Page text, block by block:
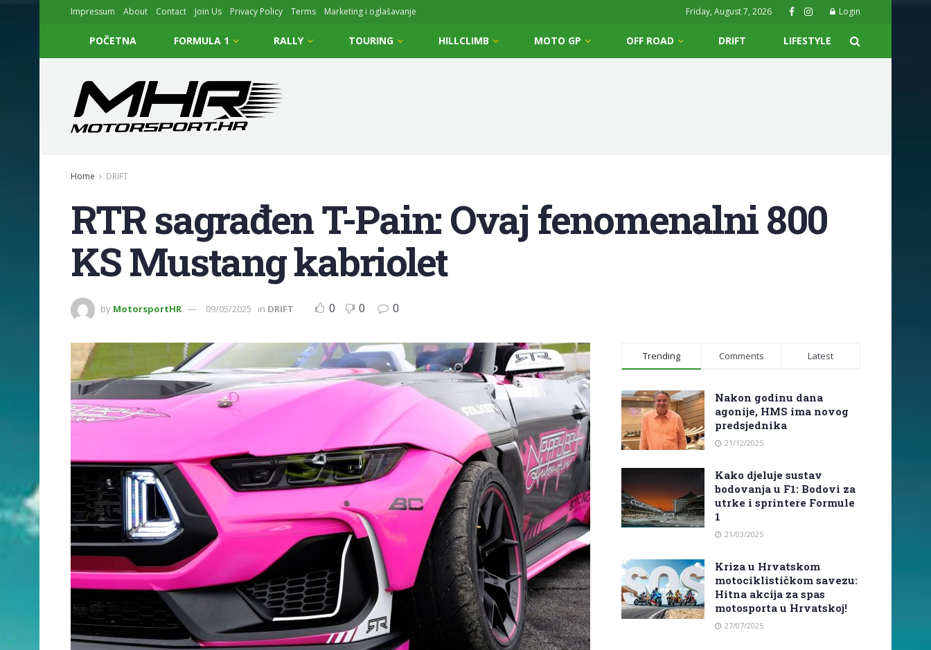
Impressum About Contact Join Us Privacy Policy Terms Marketing i oglašavanje Friday, August 7, 2026 Login
POČETNA FORMULA 1 RALLY TOURING HILLCLIMB MOTO GP OFF ROAD DRIFT LIFESTYLE
Home DRIFT
RTR sagrađen T-Pain: Ovaj fenomenalni 800
KS Mustang kabriolet
by MotorsportHR 09/05/2025 in DRIFT 0 0 0
Trending Comments Latest
Nakon godinu dana
agonije, HMS ima novog
predsjednika
21/12/2025
Kako djeluje sustav
bodovanja u F1: Bodovi za
utrke i sprintere Formule
1
21/03/2025
Kriza u Hrvatskom
motociklističkom savezu:
Hitna akcija za spas
motosporta u Hrvatskoj!
27/07/2025